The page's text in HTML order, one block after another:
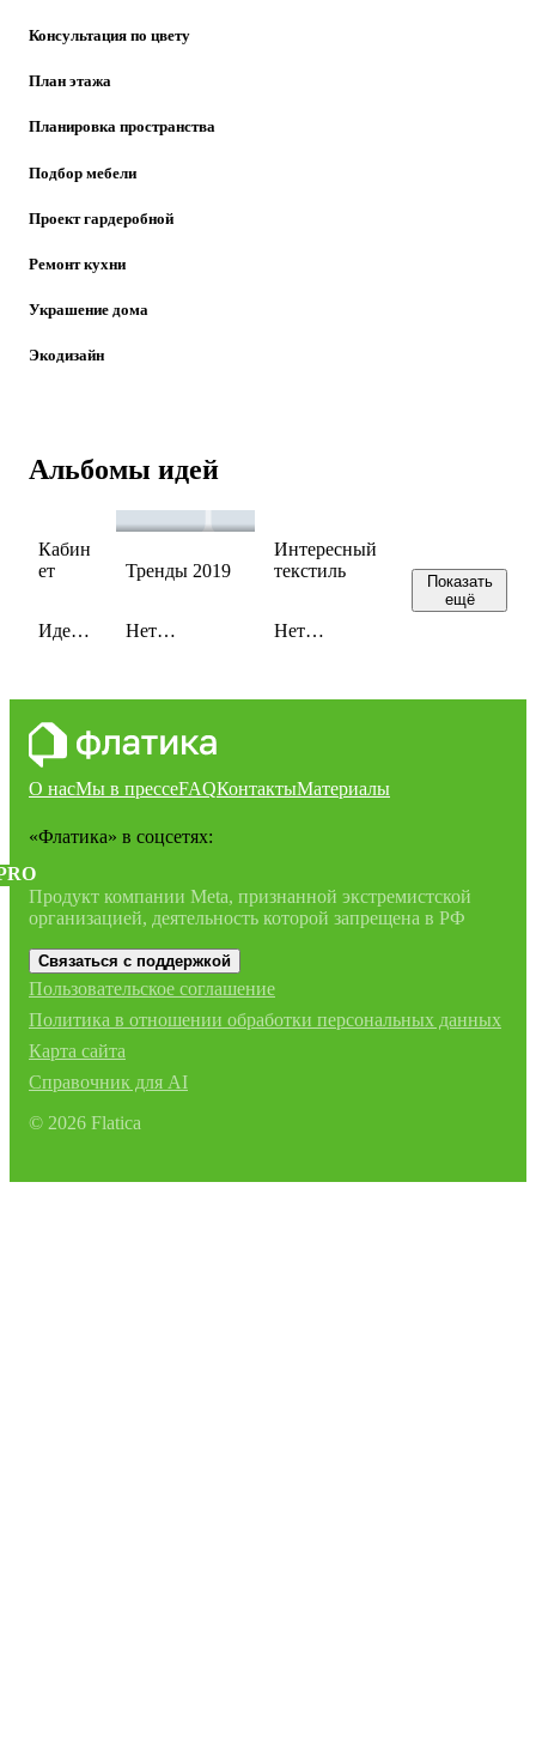
Консультация по цвету
План этажа
Планировка пространства
Подбор мебели
Проект гардеробной
Ремонт кухни
Украшение дома
Экодизайн
Альбомы идей
Кабин
ет
Идей:
Тренды 2019
Нет
Интересный
текстиль
Нет
Показать
ещё
О насМы в прессеFAQКонтактыМатериалы
«Флатика» в соцсетях:
Продукт компании Meta, признанной экстремистской
организацией, деятельность которой запрещена в РФ
Связаться с поддержкой
Пользовательское соглашение
Политика в отношении обработки персональных данных
Карта сайта
Справочник для AI
© 2026 Flatica